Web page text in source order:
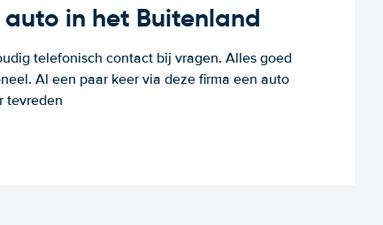
auto in het Buitenland
telefonisch contact bij vragen. Alles goed
Al een paar keer via deze firma een auto
tevreden